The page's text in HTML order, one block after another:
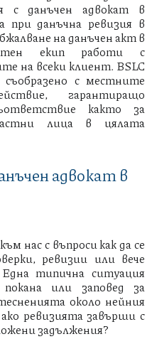
с данъчен адвокат в
при данъчна ревизия в
на данъчен акт в
екип работи с
на всеки клиент. BSLC
съобразено с местните
гарантиращо
както за
лица в цялата
адвокат в
нас с въпроси как да се
ревизии или вече
типична ситуация
или заповед за
около нейния
ревизията завърши с
задължения?